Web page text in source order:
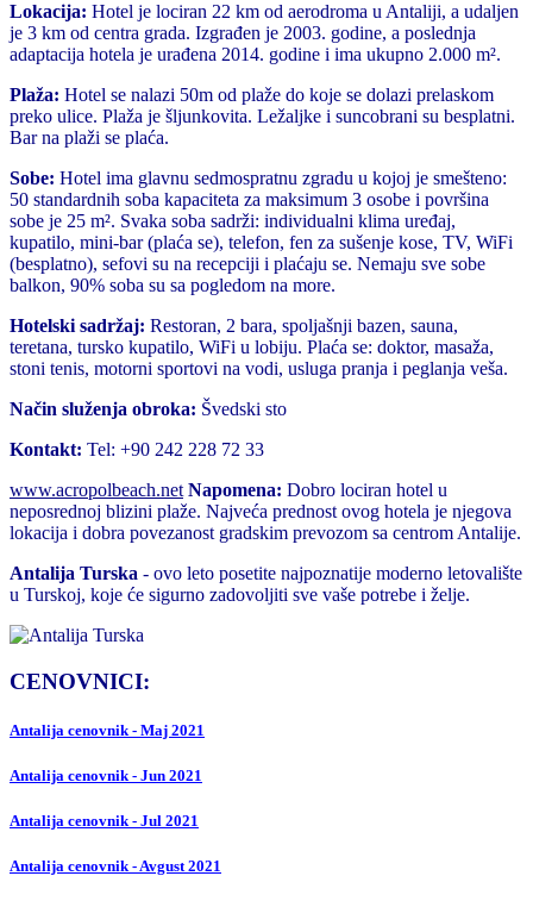
Lokacija: Hotel je lociran 22 km od aerodroma u Antaliji, a udaljen
je 3 km od centra grada. Izgrađen je 2003. godine, a poslednja
adaptacija hotela je urađena 2014. godine i ima ukupno 2.000 m².
Plaža: Hotel se nalazi 50m od plaže do koje se dolazi prelaskom
preko ulice. Plaža je šljunkovita. Ležaljke i suncobrani su besplatni.
Bar na plaži se plaća.
Sobe: Hotel ima glavnu sedmospratnu zgradu u kojoj je smešteno:
50 standardnih soba kapaciteta za maksimum 3 osobe i površina
sobe je 25 m². Svaka soba sadrži: individualni klima uređaj,
kupatilo, mini-bar (plaća se), telefon, fen za sušenje kose, TV, WiFi
(besplatno), sefovi su na recepciji i plaćaju se. Nemaju sve sobe
balkon, 90% soba su sa pogledom na more.
Hotelski sadržaj: Restoran, 2 bara, spoljašnji bazen, sauna,
teretana, tursko kupatilo, WiFi u lobiju. Plaća se: doktor, masaža,
stoni tenis, motorni sportovi na vodi, usluga pranja i peglanja veša.
Način služenja obroka: Švedski sto
Kontakt: Tel: +90 242 228 72 33
www.acropolbeach.net Napomena: Dobro lociran hotel u
neposrednoj blizini plaže. Najveća prednost ovog hotela je njegova
lokacija i dobra povezanost gradskim prevozom sa centrom Antalije.
Antalija Turska - ovo leto posetite najpoznatije moderno letovalište
u Turskoj, koje će sigurno zadovoljiti sve vaše potrebe i želje.
CENOVNICI:
Antalija cenovnik - Maj 2021
Antalija cenovnik - Jun 2021
Antalija cenovnik - Jul 2021
Antalija cenovnik - Avgust 2021